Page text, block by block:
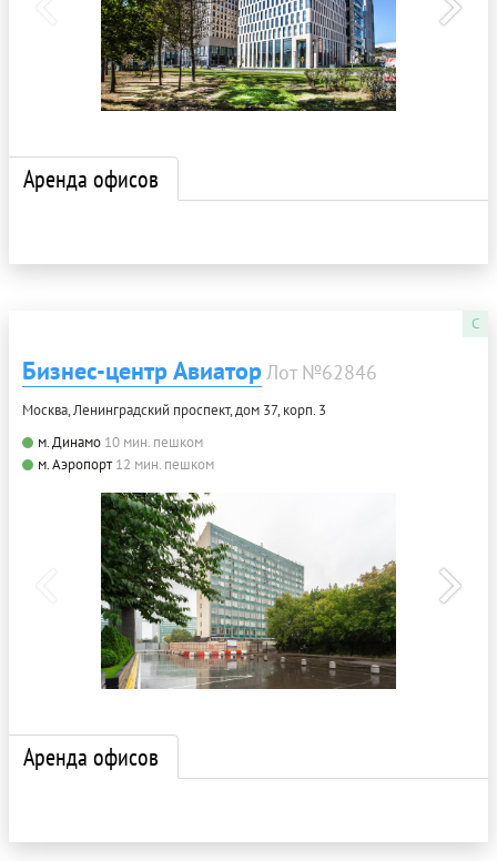
Аренда офисов
C
Бизнес-центр Авиатор Лот №62846
Москва, Ленинградский проспект, дом 37, корп. 3
м. Динамо 10 мин. пешком
м. Аэропорт 12 мин. пешком
Аренда офисов